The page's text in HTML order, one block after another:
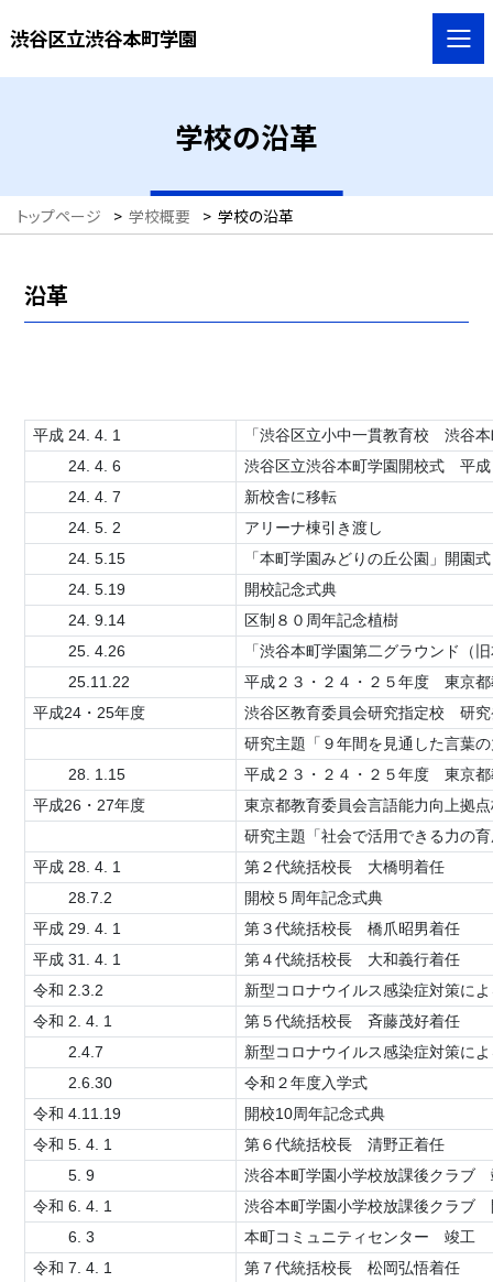
渋谷区立渋谷本町学園
学校の沿革
トップページ > 学校概要 > 学校の沿革
沿革
平成 24. 4. 1
「渋谷区立小中一貫教育校 渋谷
24. 4. 6
渋谷区立渋谷本町学園開校式 平
24. 4. 7
新校舎に移転
24. 5. 2
アリーナ棟引き渡し
24. 5.15
「本町学園みどりの丘公園」開園式
24. 5.19
開校記念式典
24. 9.14
区制８０周年記念植樹
25. 4.26
「渋谷本町学園第二グラウンド（
25.11.22
平成２３・２４・２５年度 東京
平成24・25年度
渋谷区教育委員会研究指定校 研究
研究主題「９年間を見通した言葉
28. 1.15
平成２３・２４・２５年度 東京
平成26・27年度
東京都教育委員会言語能力向上拠
研究主題「社会で活用できる力の
平成 28. 4. 1
第２代統括校長 大橋明着任
28.7.2
開校５周年記念式典
平成 29. 4. 1
第３代統括校長 橋爪昭男着任
平成 31. 4. 1
第４代統括校長 大和義行着任
令和 2.3.2
新型コロナウイルス感染症対策に
令和 2. 4. 1
第５代統括校長 斉藤茂好着任
2.4.7
新型コロナウイルス感染症対策に
2.6.30
令和２年度入学式
令和 4.11.19
開校10周年記念式典
令和 5. 4. 1
第６代統括校長 清野正着任
5. 9
渋谷本町学園小学校放課後クラブ
令和 6. 4. 1
渋谷本町学園小学校放課後クラブ
6. 3
本町コミュニティセンター 竣工
令和 7. 4. 1
第７代統括校長 松岡弘悟着任